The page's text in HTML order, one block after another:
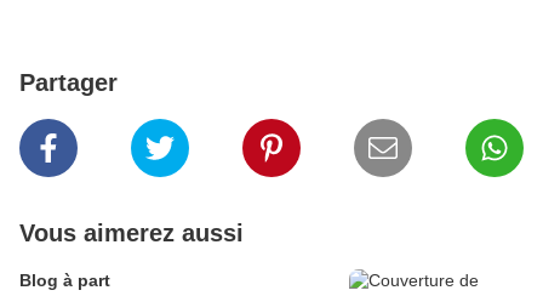
Partager
Vous aimerez aussi
Blog à part